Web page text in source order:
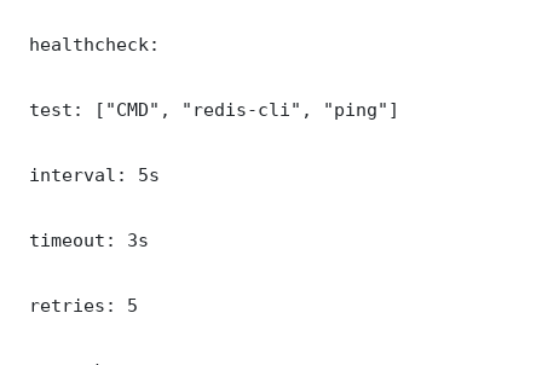
healthcheck:
test: ["CMD", "redis-cli", "ping"]
interval: 5s
timeout: 3s
retries: 5